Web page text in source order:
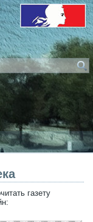
газету